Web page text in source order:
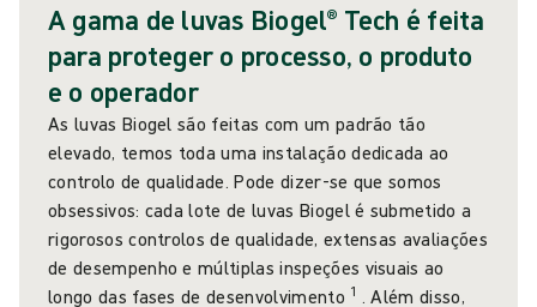
A gama de luvas Biogel® Tech é feita
para proteger o processo, o produto
e o operador
As luvas Biogel são feitas com um padrão tão
elevado, temos toda uma instalação dedicada ao
controlo de qualidade. Pode dizer-se que somos
obsessivos: cada lote de luvas Biogel é submetido a
rigorosos controlos de qualidade, extensas avaliações
de desempenho e múltiplas inspeções visuais ao
longo das fases de desenvolvimento 1 . Além disso,